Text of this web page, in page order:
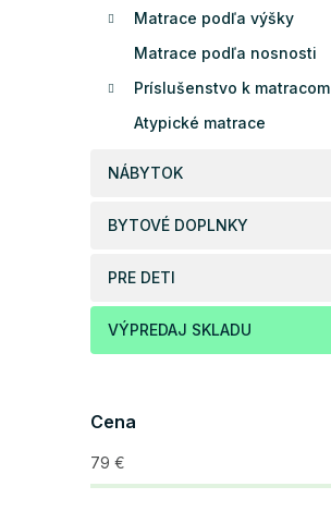
Matrace podľa výšky
Matrace podľa nosnosti
Príslušenstvo k matracom
Atypické matrace
NÁBYTOK
BYTOVÉ DOPLNKY
PRE DETI
VÝPREDAJ SKLADU
Cena
79 €